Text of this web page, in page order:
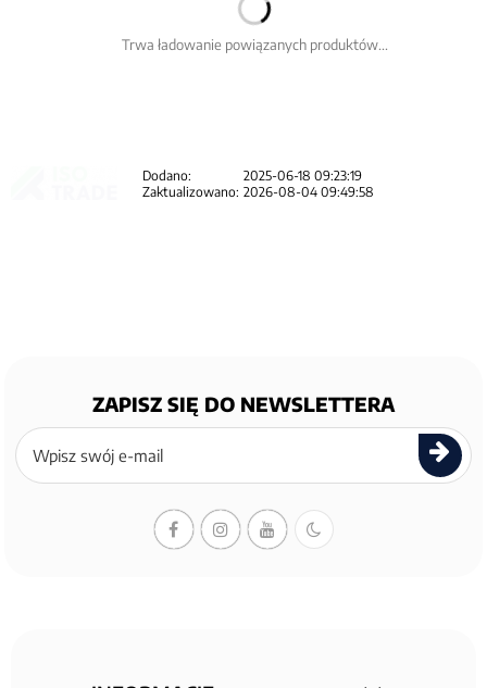
Trwa ładowanie powiązanych produktów...
Dodano:
2025-06-18 09:23:19
Zaktualizowano: 2026-08-04 09:49:58
ZAPISZ SIĘ DO NEWSLETTERA
Zapisz
się
newslettera